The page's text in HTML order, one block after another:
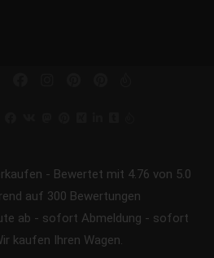
- Bewertet mit 4.76 von 5.0
auf 300 Bewertungen
ab - sofort Abmeldung - sofort
kaufen Ihren Wagen.